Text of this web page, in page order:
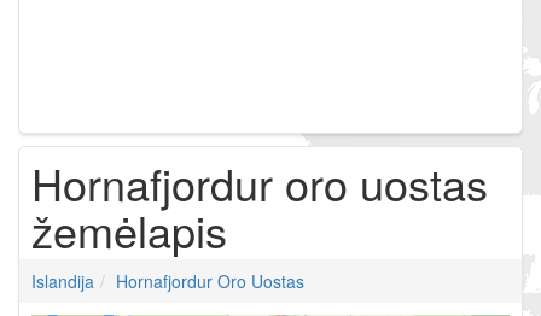
Hornafjordur oro uostas
žemėlapis
Islandija Hornafjordur Oro Uostas